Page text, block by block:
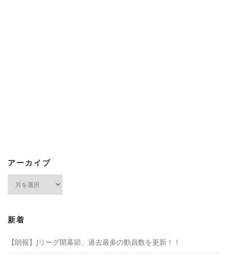
アーカイブ
ブ
新着
【朗報】Jリーグ開幕節、過去最多の動員数を更新！！